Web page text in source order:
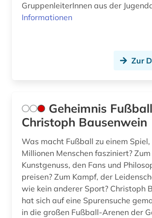
GruppenleiterInnen aus der
Informationen
Zur
Geheimnis
Christoph Bausenwein
Was macht Fußball zu einem Spiel,
Millionen Menschen fasziniert? Zum
Kunstgenuss, den Fans und
preisen? Zum Kampf, der
wie kein anderer Sport? Christoph
hat sich auf eine Spurensuche
in die großen Fußball-Arenen der